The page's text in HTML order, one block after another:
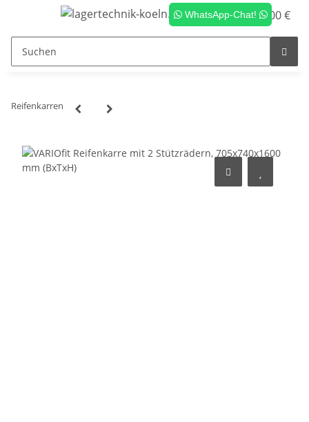
WhatsApp-Chat! 0,00 €
Reifenkarren